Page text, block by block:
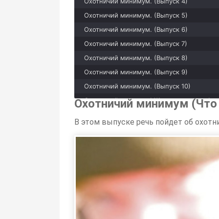
Охотничий минимум. (Выпуск 5)
Охотничий минимум. (Выпуск 6)
Охотничий минимум. (Выпуск 7)
Охотничий минимум. (Выпуск 8)
Охотничий минимум. (Выпуск 9)
Охотничий минимум. (Выпуск 10)
Охотничий минимум! Жизненно важно!
Охотничий минимум (Что
В этом выпуске речь пойдет об